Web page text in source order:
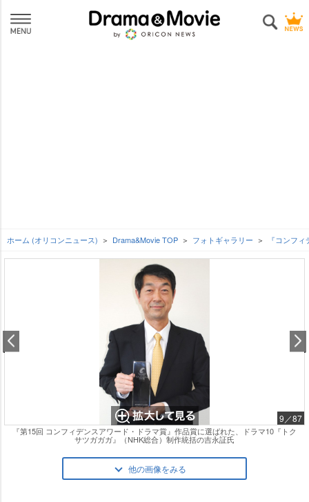
ホーム (オリコンニュース) Drama&Movie TOP フォトギャラリー 『コンフ
9／87
『第15回 コンフィデンスアワード・ドラマ賞』作品賞に選ばれた、ドラマ10『トク
サツガガガ』（NHK総合）制作統括の吉永証氏
他の画像をみる